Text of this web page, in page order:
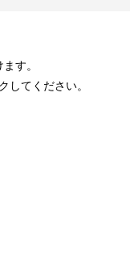
す。
してください。